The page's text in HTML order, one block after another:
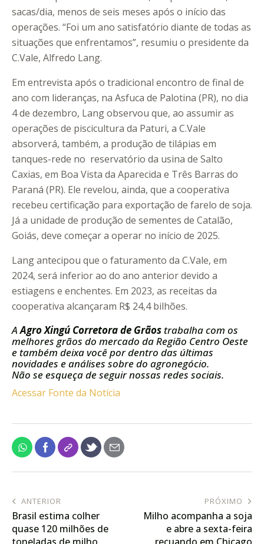
sacas/dia, menos de seis meses após o início das
operações. “Foi um ano satisfatório diante de todas as
situações que enfrentamos”, resumiu o presidente da
C.Vale, Alfredo Lang.
Em entrevista após o tradicional encontro de final de
ano com lideranças, na Asfuca de Palotina (PR), no dia
4 de dezembro, Lang observou que, ao assumir as
operações de piscicultura da Paturi, a C.Vale
absorverá, também, a produção de tilápias em
tanques-rede no reservatório da usina de Salto
Caxias, em Boa Vista da Aparecida e Três Barras do
Paraná (PR). Ele revelou, ainda, que a cooperativa
recebeu certificação para exportação de farelo de soja.
Já a unidade de produção de sementes de Catalão,
Goiás, deve começar a operar no início de 2025.
Lang antecipou que o faturamento da C.Vale, em
2024, será inferior ao do ano anterior devido a
estiagens e enchentes. Em 2023, as receitas da
cooperativa alcançaram R$ 24,4 bilhões.
AAgro Xingú Corretora de Grãos trabalha com os
melhores grãos do mercado da Região Centro Oeste
e também deixa você por dentro das últimas
novidades e análises sobre do agronegócio.
Não se esqueça de seguir nossas redes sociais.
Acessar Fonte da Notícia
ANTERIOR
Brasil estima colher
quase 120 milhões de
PRÓXIMO
Milho acompanha a soja
e abre a sexta-feira